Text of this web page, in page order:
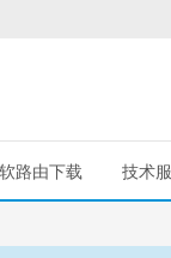
软路由下载 技术